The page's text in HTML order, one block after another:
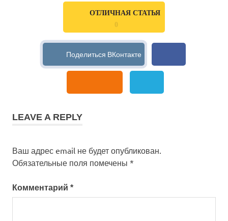
ОТЛИЧНАЯ СТАТЬЯ
0
LEAVE A REPLY
Ваш адрес email не будет опубликован.
Обязательные поля помечены *
Комментарий *